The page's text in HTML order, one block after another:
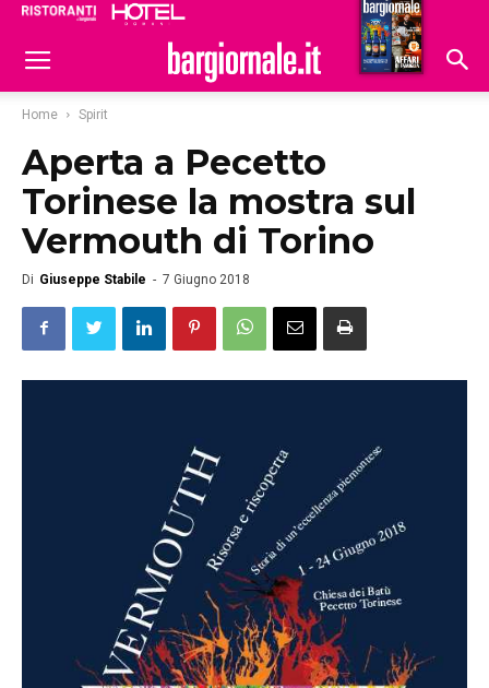
Hoteldomani
Home Spirit
Aperta a Pecetto
Torinese la mostra sul
Vermouth di Torino
Di Giuseppe Stabile - 7 Giugno 2018